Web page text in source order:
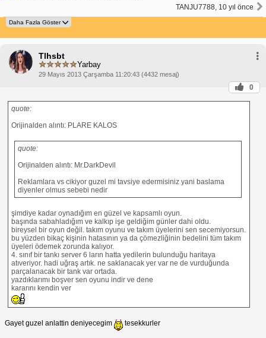
TANJU7788, 10 yıl önce
Tlhsbt
Yarbay
29 Mayıs 2013 Çarşamba 11:20:43 (4432 mesaj)
0
quote:
Orijinalden alıntı: PLARE KALOS
quote:
Orijinalden alıntı: Mr.DarkDevil
Reklamlara vs cikiyor guzel mi tavsiye edermisiniz yani baslama
diyenler olmus sebebi nedir
şimdiye kadar oynadığım en güzel ve kapsamlı oyun.
başında sabahladığım ve kalkıp işe geldiğim günler dahi oldu.
bireysel bir oyun değil. takım oyunu ve takım üyelerini sen secemiyorsun.
bu yüzden bikaç kişinin hatasının ya da çömezliğinin bedelini tüm takım
üyeleri ödemek zorunda kalıyor.
4. sınıf bir tankı server 6 ların hatta yedilerin bulunduğu haritaya
atıveriyor. hadi uğraş artık. ne saklanacak yer var ne de vurduğunda
parçalanacak bir tank var ortada.
yazdıklarımı boşver sen oyunu indir ve dene
kararını kendin ver
Gayet guzel anlattin deniyecegim tesekkurler